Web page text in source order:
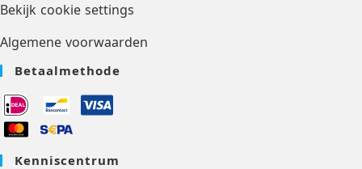
Bekijk cookie settings
Algemene voorwaarden
Betaalmethode
Kenniscentrum